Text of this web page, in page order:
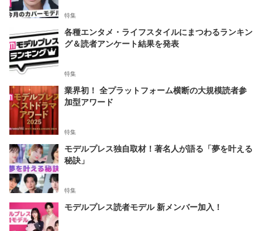
特集
各種エンタメ・ライフスタイルにまつわるランキン
グ＆読者アンケート結果を発表
特集
業界初！ 全プラットフォーム横断の大規模読者参
加型アワード
特集
モデルプレス独自取材！著名人が語る「夢を叶える
秘訣」
特集
モデルプレス読者モデル 新メンバー加入！